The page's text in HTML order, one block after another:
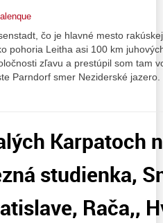
čo je hlavné mesto
pohoria Leitha asi 100 km
zľavu a prestúpil som tam
Parndorf smer Neziderské
Karpatoch
studienka,
Rača,,